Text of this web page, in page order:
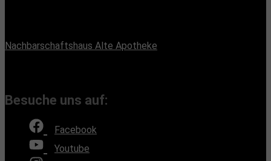
Nachbarschaftshaus Alte Apotheke
Besuche uns auf:
Facebook
Youtube